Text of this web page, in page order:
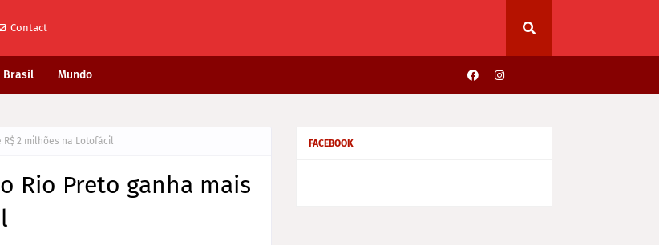
Contact
Brasil Mundo
2 milhões na Lotofácil
Rio Preto ganha mais
FACEBOOK